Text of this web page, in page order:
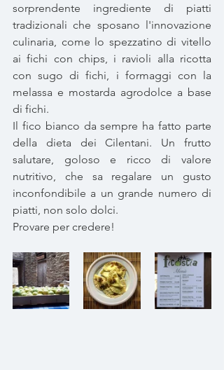
sorprendente ingrediente di piatti
tradizionali che sposano l'innovazione
culinaria, come lo spezzatino di vitello
ai fichi con chips, i ravioli alla ricotta
con sugo di fichi, i formaggi con la
melassa e mostarda agrodolce a base
di fichi.
Il fico bianco da sempre ha fatto parte
della dieta dei Cilentani. Un frutto
salutare, goloso e ricco di valore
nutritivo, che sa regalare un gusto
inconfondibile a un grande numero di
piatti, non solo dolci.
Provare per credere!